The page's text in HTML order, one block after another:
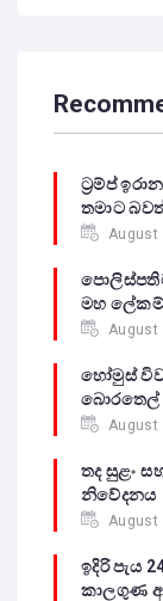
ට්‍රම්ප්
තමාට
August
මහ ලේකම්
August
හෝමුස්
බොරතෙල්
August
තද සුළං
නිවේදනය
August
ඉදිරි පැය
කාලගුණ